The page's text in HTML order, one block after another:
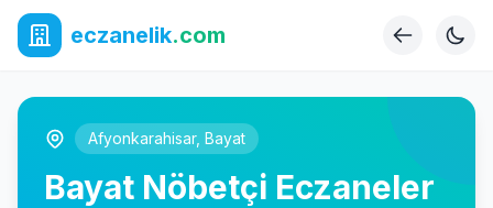
eczanelik.com
Afyonkarahisar, Bayat
Bayat Nöbetçi Eczaneler